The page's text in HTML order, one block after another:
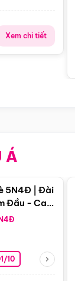
Xem chi tiết
Á
Điểm nổi bật
5N4Đ | Đài
Đầu - Cao
10